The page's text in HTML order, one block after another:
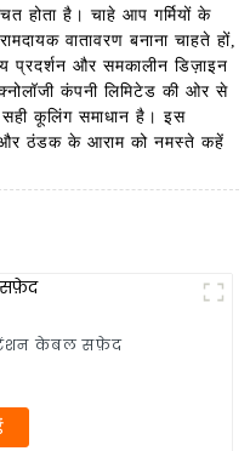
होता है। चाहे आप गर्मियों के
वातावरण बनाना चाहते हों,
प्रदर्शन और समकालीन डिज़ाइन
कंपनी लिमिटेड की ओर से
कूलिंग समाधान है। इस
और ठंडक के आराम को नमस्ते कहें
केबल सफ़ेद